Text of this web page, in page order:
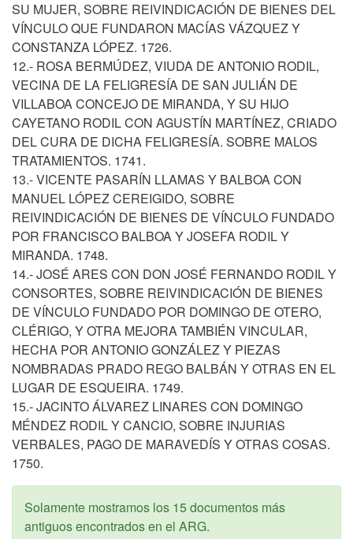
SU MUJER, SOBRE REIVINDICACIÓN DE BIENES DEL
VÍNCULO QUE FUNDARON MACÍAS VÁZQUEZ Y
CONSTANZA LÓPEZ. 1726.
12.- ROSA BERMÚDEZ, VIUDA DE ANTONIO RODIL,
VECINA DE LA FELIGRESÍA DE SAN JULIÁN DE
VILLABOA CONCEJO DE MIRANDA, Y SU HIJO
CAYETANO RODIL CON AGUSTÍN MARTÍNEZ, CRIADO
DEL CURA DE DICHA FELIGRESÍA. SOBRE MALOS
TRATAMIENTOS. 1741.
13.- VICENTE PASARÍN LLAMAS Y BALBOA CON
MANUEL LÓPEZ CEREIGIDO, SOBRE
REIVINDICACIÓN DE BIENES DE VÍNCULO FUNDADO
POR FRANCISCO BALBOA Y JOSEFA RODIL Y
MIRANDA. 1748.
14.- JOSÉ ARES CON DON JOSÉ FERNANDO RODIL Y
CONSORTES, SOBRE REIVINDICACIÓN DE BIENES
DE VÍNCULO FUNDADO POR DOMINGO DE OTERO,
CLÉRIGO, Y OTRA MEJORA TAMBIÉN VINCULAR,
HECHA POR ANTONIO GONZÁLEZ Y PIEZAS
NOMBRADAS PRADO REGO BALBÁN Y OTRAS EN EL
LUGAR DE ESQUEIRA. 1749.
15.- JACINTO ÁLVAREZ LINARES CON DOMINGO
MÉNDEZ RODIL Y CANCIO, SOBRE INJURIAS
VERBALES, PAGO DE MARAVEDÍS Y OTRAS COSAS.
1750.
Solamente mostramos los 15 documentos más
antiguos encontrados en el ARG.